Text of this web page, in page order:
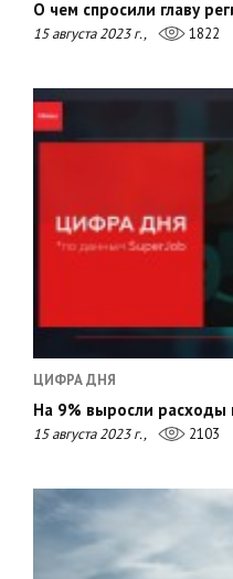
О чем спросили главу
15 августа 2023 г., 1822
ЦИФРА ДНЯ
На 9% выросли расходы
15 августа 2023 г., 2103